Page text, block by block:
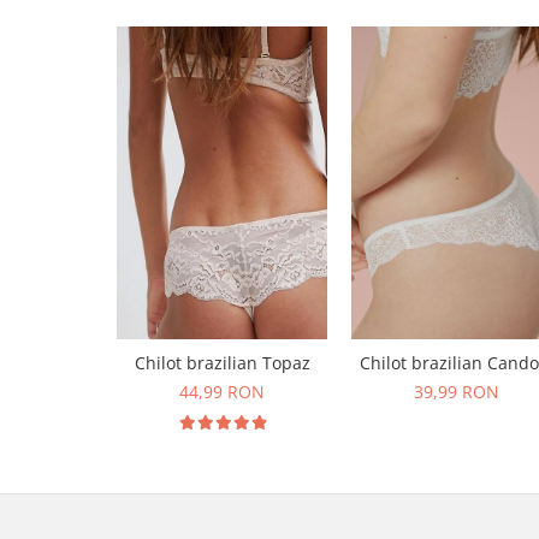
Chilot brazilian Topaz
44,99 RON
Chilot brazilian
39,99 RON